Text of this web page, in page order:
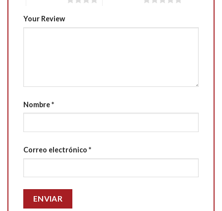
Your Review
Nombre*
Correo electrónico *